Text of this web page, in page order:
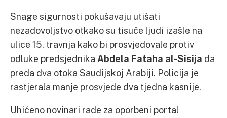
Snage sigurnosti pokušavaju utišati
nezadovoljstvo otkako su tisuće ljudi izašle na
ulice 15. travnja kako bi prosvjedovale protiv
odluke predsjednika Abdela Fataha al-Sisija da
preda dva otoka Saudijskoj Arabiji. Policija je
rastjerala manje prosvjede dva tjedna kasnije.
Uhićeno novinari rade za oporbeni portal